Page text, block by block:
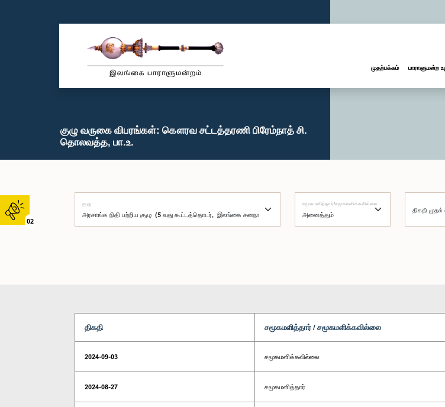
02
முதற்பக்கம் பாராளுமன்ற
குழு வருகை விபரங்கள்: கௌரவ சட்டத்தரணி பிரேம்நாத் சி.
தொலவத்த, பா.உ.
குழு சமூகமளித்தார்/சமூகமளிக்கவில்லை
திகதி முதல்
திகதி சமூகமளித்தார் / சமூகமளிக்கவில்லை
2024-09-03 சமூகமளிக்கவில்லை
2024-08-27 சமூகமளித்தார்